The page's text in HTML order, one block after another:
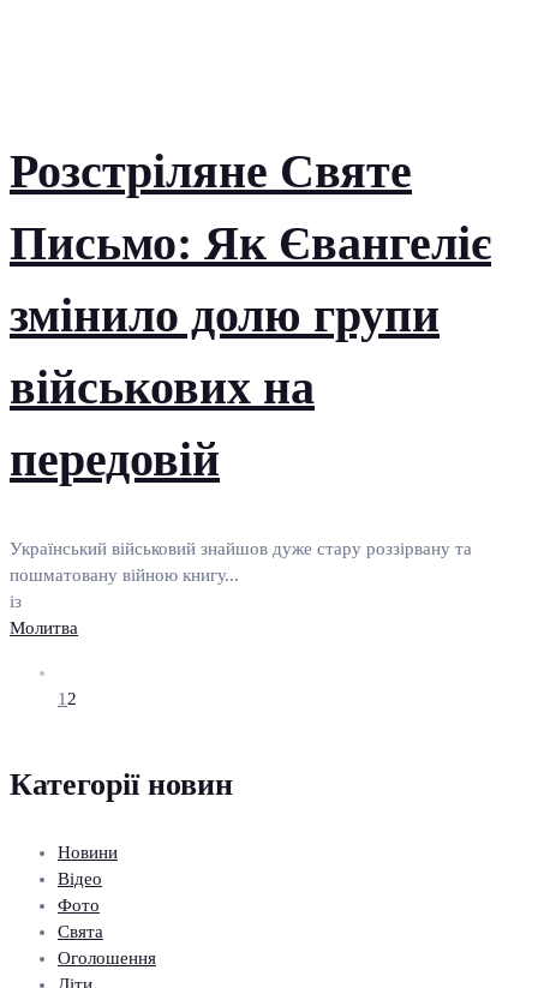
Розстріляне Святе
Письмо: Як Євангеліє
змінило долю групи
військових на
передовій
Український військовий знайшов дуже стару роззірвану та
пошматовану війною книгу...
із
Молитва
1 2
Категорії новин
Новини
Відео
Фото
Свята
Оголошення